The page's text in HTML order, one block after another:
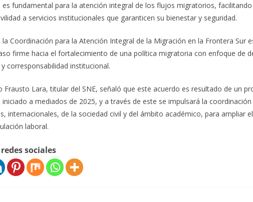
fundamental para la atención integral de los flujos migratorios, facilitando
a servicios institucionales que garanticen su bienestar y seguridad.
la Coordinación para la Atención Integral de la Migración en la Frontera Sur
firme hacia el fortalecimiento de una política migratoria con enfoque de
corresponsabilidad institucional.
Frausto Lara, titular del SNE, señaló que este acuerdo es resultado de un
a mediados de 2025, y a través de este se impulsará la
internacionales, de la sociedad civil y del ámbito académico, para ampliar
laboral.
sociales